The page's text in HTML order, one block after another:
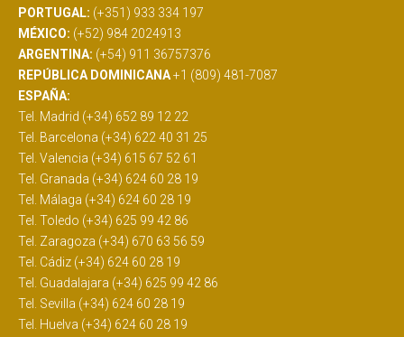
PORTUGAL: (+351) 933 334 197
MÉXICO: (+52) 984 2024913
ARGENTINA: (+54) 911 36757376
REPÚBLICA DOMINICANA+1 (809) 481-7087
ESPAÑA:
Tel. Madrid (+34) 652 89 12 22
Tel. Barcelona (+34) 622 40 31 25
Tel. Valencia (+34) 615 67 52 61
Tel. Granada (+34) 624 60 28 19
Tel. Málaga (+34) 624 60 28 19
Tel. Toledo (+34) 625 99 42 86
Tel. Zaragoza (+34) 670 63 56 59
Tel. Cádiz (+34) 624 60 28 19
Tel. Guadalajara (+34) 625 99 42 86
Tel. Sevilla (+34) 624 60 28 19
Tel. Huelva (+34) 624 60 28 19